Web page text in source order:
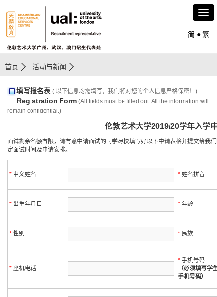
简 ● 繁
首页 活动与新闻
填写报名表 ( 以下信息均需填写，我们将对您的个人信息严格保密！)
Registration Form (All fields must be filled out. All the information will
remain confidential.)
伦敦艺术大学2019/20学年入学
面试剩余名额有限，请有意申请面试的同学尽快填写好以下申请表格并提交给我
定面试时间及申请安排。
* 中文姓名 * 姓名拼音
* 出生年月日 * 年龄
* 性别 * 民族
* 座机电话
* 手机号码
（必须填写学
手机号码）